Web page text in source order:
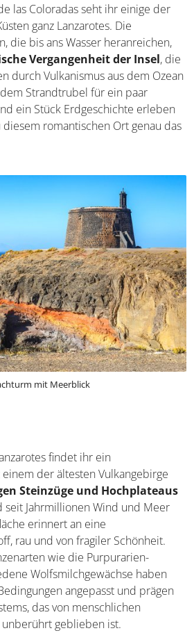
las Coloradas seht ihr einige der
ganz Lanzarotes. Die
die bis ans Wasser heranreichen,
Vergangenheit der Insel, die
durch Vulkanismus aus dem Ozean
Strandtrubel für ein paar
ein Stück Erdgeschichte erleben
diesem romantischen Ort genau das
mit Meerblick
findet ihr ein
der ältesten Vulkangebirge
Steinzüge und Hochplateaus
seit Jahrmillionen Wind und Meer
erinnert an eine
rau und von fragiler Schönheit.
wie die Purpurarien-
Wolfsmilchgewächse haben
angepasst und prägen
das von menschlichen
geblieben ist.